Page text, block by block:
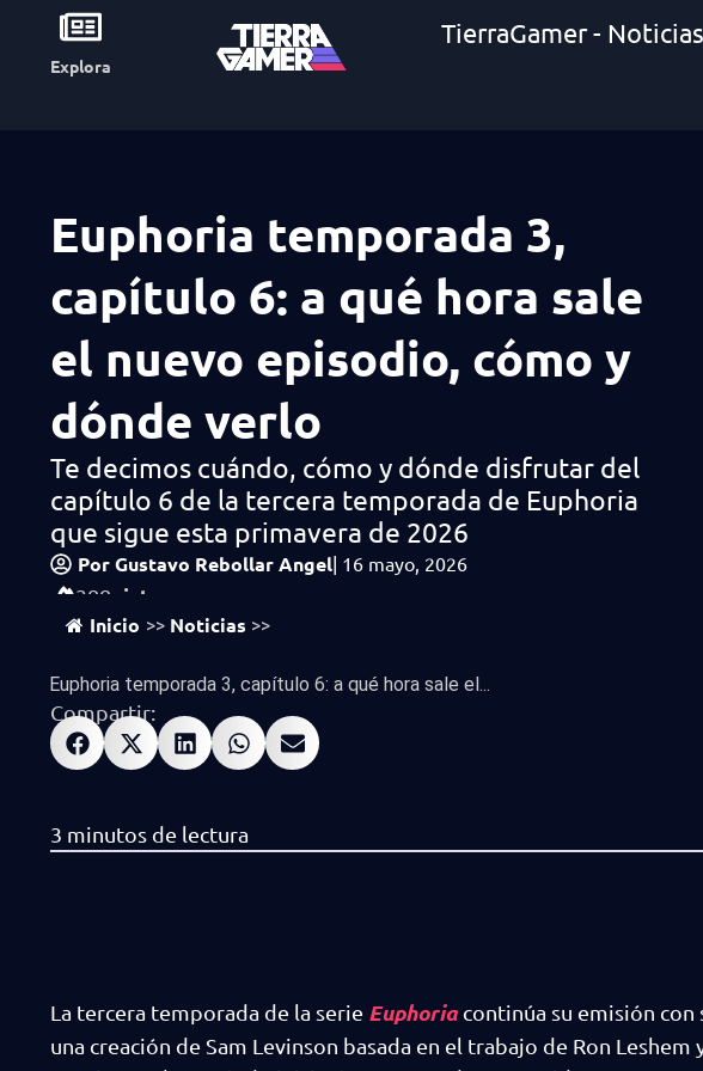
Explora
TierraGamer -
Euphoria temporada 3,
capítulo 6: a qué hora sale
el nuevo episodio, cómo y
dónde verlo
Te decimos cuándo, cómo y dónde disfrutar del
capítulo 6 de la tercera temporada de Euphoria
que sigue esta primavera de 2026
PorGustavo Rebollar Angel| 16 mayo, 2026
388 vistas
Inicio >> Noticias >>
Euphoria temporada 3, capítulo 6: a qué hora sale el...
Compartir:
La tercera temporada de la serie Euphoria continúa su emisión
una creación de Sam Levinson basada en el trabajo de Ron